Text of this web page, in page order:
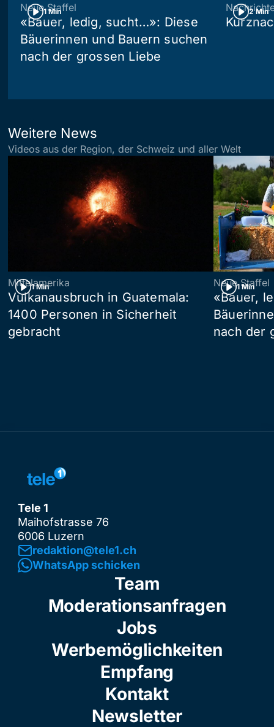
1 Min
Neue Staffel
«Bauer, ledig, sucht…»: Diese
Bäuerinnen und Bauern suchen
nach der grossen Liebe
2 Min
Weitere News
Videos aus der Region, der Schweiz und aller Welt
1 Min
Mittelamerika
Vulkanausbruch in Guatemala:
1400 Personen in Sicherheit
gebracht
1 Min
Neue Staffel
«Bauer,
nach der
Tele 1
Maihofstrasse 76
6006 Luzern
redaktion@tele1.ch
WhatsApp schicken
Team
Moderationsanfragen
Jobs
Werbemöglichkeiten
Empfang
Kontakt
Newsletter